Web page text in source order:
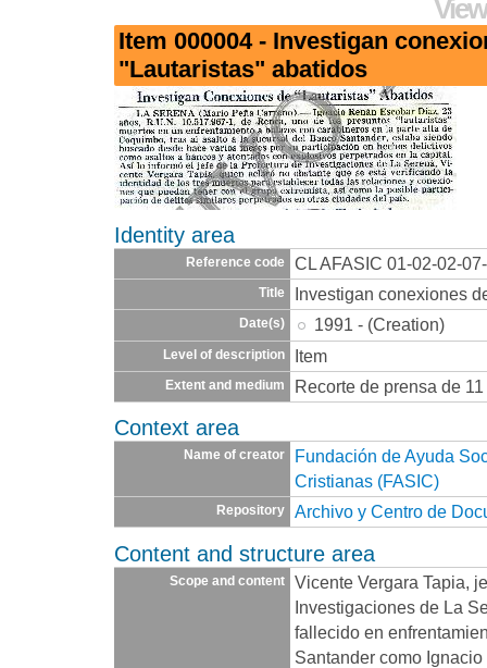
Item 000004 - Investigan
"Lautaristas" abatidos
Identity area
Reference code CL AFASIC 01-02-02-
Title Investigan conexiones
Date(s) 1991 - (Creation)
Level of description Item
Extent and medium Recorte de prensa de
Context area
Name of creator
Fundación de Ayuda
Cristianas (FASIC)
Repository Archivo y Centro de
Content and structure area
Scope and content
Vicente Vergara Tapia,
Investigaciones de La
fallecido en
Santander como